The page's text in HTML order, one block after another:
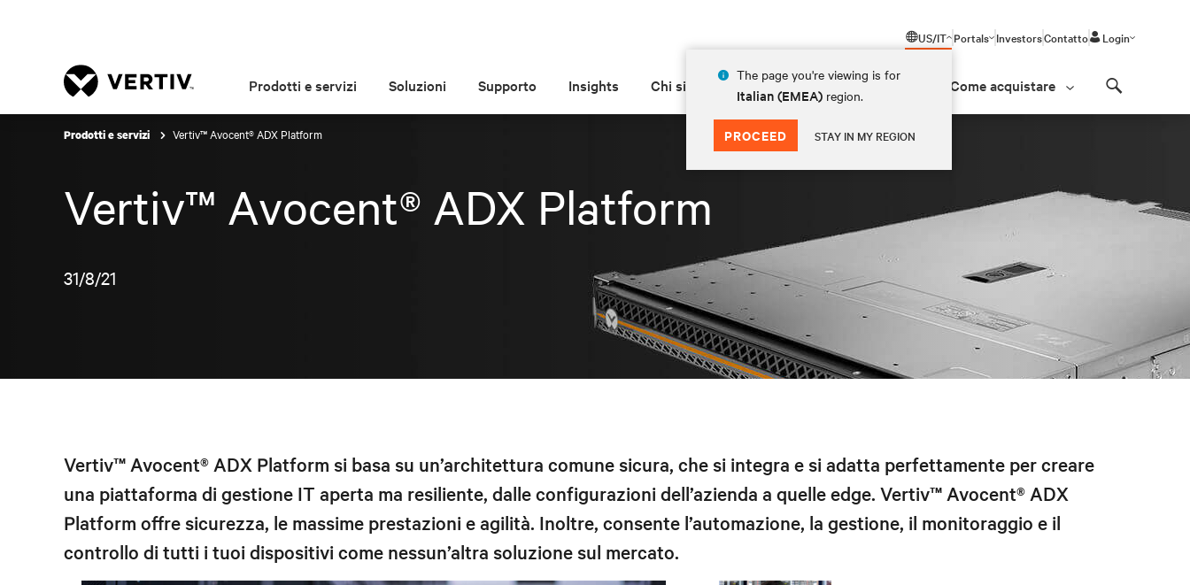
US/IT
The page you're viewing is for
Italian (EMEA) region.
PROCEED STAY IN MY REGION
Portals InvestorsContatto Login
Prodotti e servizi Soluzioni Supporto Insights Chi siamo Come acquistare
Prodotti e servizi Vertiv™ Avocent® ADX Platform
Vertiv™ Avocent® ADX Platform
31/8/21
Vertiv™ Avocent® ADX Platform si basa su un’architettura comune sicura, che si integra e si adatta perfettamente per creare
una piattaforma di gestione IT aperta ma resiliente, dalle configurazioni dell’azienda a quelle edge. Vertiv™ Avocent® ADX
Platform offre sicurezza, le massime prestazioni e agilità. Inoltre, consente l’automazione, la gestione, il monitoraggio e il
controllo di tutti i tuoi dispositivi come nessun’altra soluzione sul mercato.